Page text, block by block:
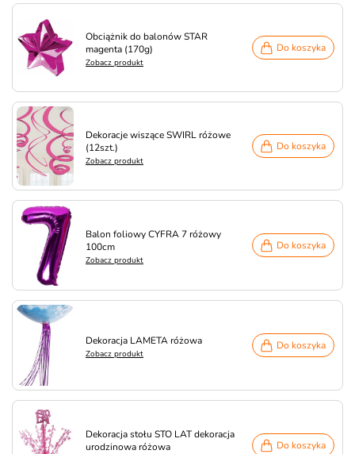
Obciążnik do balonów STAR
magenta (170g)
Zobacz produkt
Do koszyka
Dekoracje wiszące SWIRL różowe
(12szt.)
Zobacz produkt
Do koszyka
Balon foliowy CYFRA 7 różowy
100cm
Zobacz produkt
Do koszyka
Dekoracja LAMETA różowa
Zobacz produkt
Do koszyka
Dekoracja stołu STO LAT dekoracja
urodzinowa różowa
Do koszyka